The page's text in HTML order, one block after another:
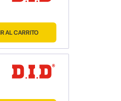
AL CARRITO